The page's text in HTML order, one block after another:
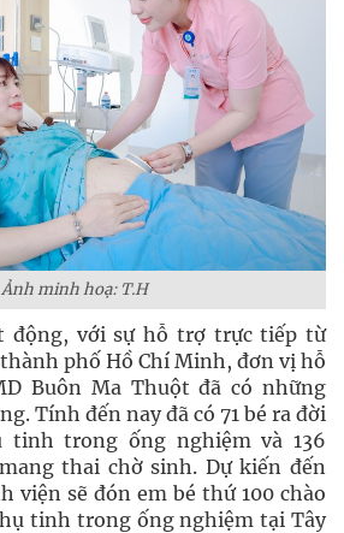
Ảnh minh hoạ: T.H
động, với sự hỗ trợ trực tiếp từ
phố Hồ Chí Minh, đơn vị hỗ
Buôn Ma Thuột đã có những
Tính đến nay đã có 71 bé ra đời
trong ống nghiệm và 136
thai chờ sinh. Dự kiến đến
viện sẽ đón em bé thứ 100 chào
tinh trong ống nghiệm tại Tây